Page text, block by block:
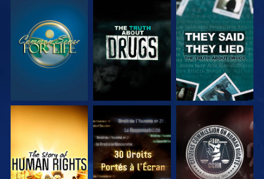
REGARDER REGARDER REGARDER
REGARDER REGARDER REGARDER